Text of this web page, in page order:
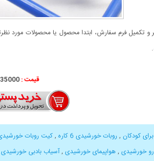
تکمیل فرم سفارش، ابتدا محصول یا محصولات مورد
قیمت :35000 تومان
کودکان , روبات خورشیدی 6 کاره ,کیت روبات
خورشیدی , هواپیمای خورشیدی ,آسیاب بادبی خورشیدی